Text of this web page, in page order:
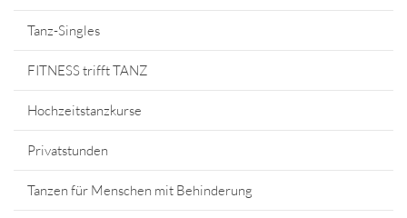
Tanz-Singles
FITNESS trifft TANZ
Hochzeitstanzkurse
Privatstunden
Tanzen für Menschen mit Behinderung